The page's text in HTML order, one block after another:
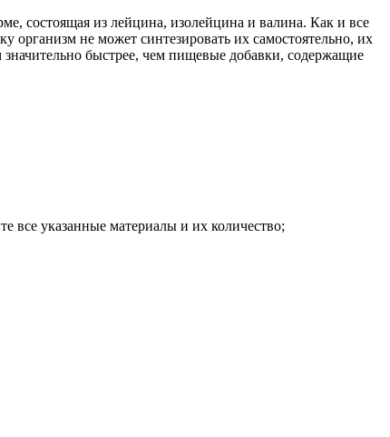
состоящая из лейцина, изолейцина и валина. Как и все
не может синтезировать их самостоятельно, их
быстрее, чем пищевые добавки, содержащие
все указанные материалы и их количество;